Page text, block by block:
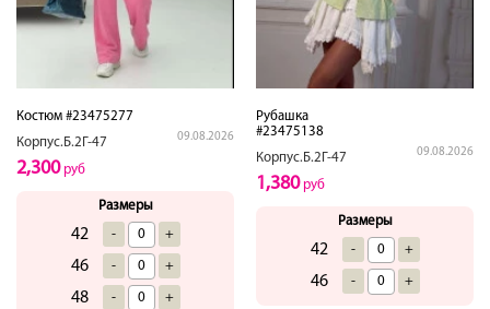
Костюм #23475277
Корпус.Б.2Г-47
09.08.2026
2,300руб
Размеры
42 - +
46 - +
48 - +
Рубашка
#23475138
Корпус.Б.2Г-47
09.08.2026
1,380руб
Размеры
42 - +
46 - +